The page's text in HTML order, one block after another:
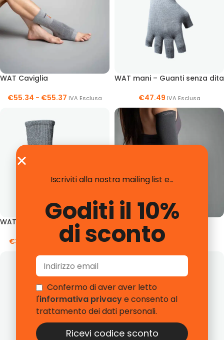
WAT Caviglia
€55.34 - €55.37 IVA Esclusa
WAT mani – Guanti senza dita
€47.49 IVA Esclusa
WAT Calzini Circolazione
€31.65 32.98IVA Esclusa
WAT Braccio
€54.72
Iscriviti alla nostra mailing list e...
Goditi il 10%
di sconto
Confermo di aver aver letto
l'informativa privacye consento al
trattamento dei dati personali.
Ricevi codice sconto